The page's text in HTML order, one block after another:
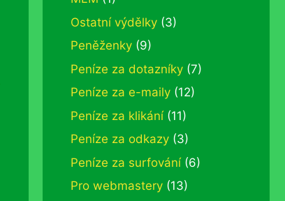
Ostatní výdělky (3)
Peněženky (9)
Peníze za dotazníky (7)
Peníze za e-maily (12)
Peníze za klikání(11)
Peníze za odkazy (3)
Peníze za surfování(6)
Pro webmastery (13)